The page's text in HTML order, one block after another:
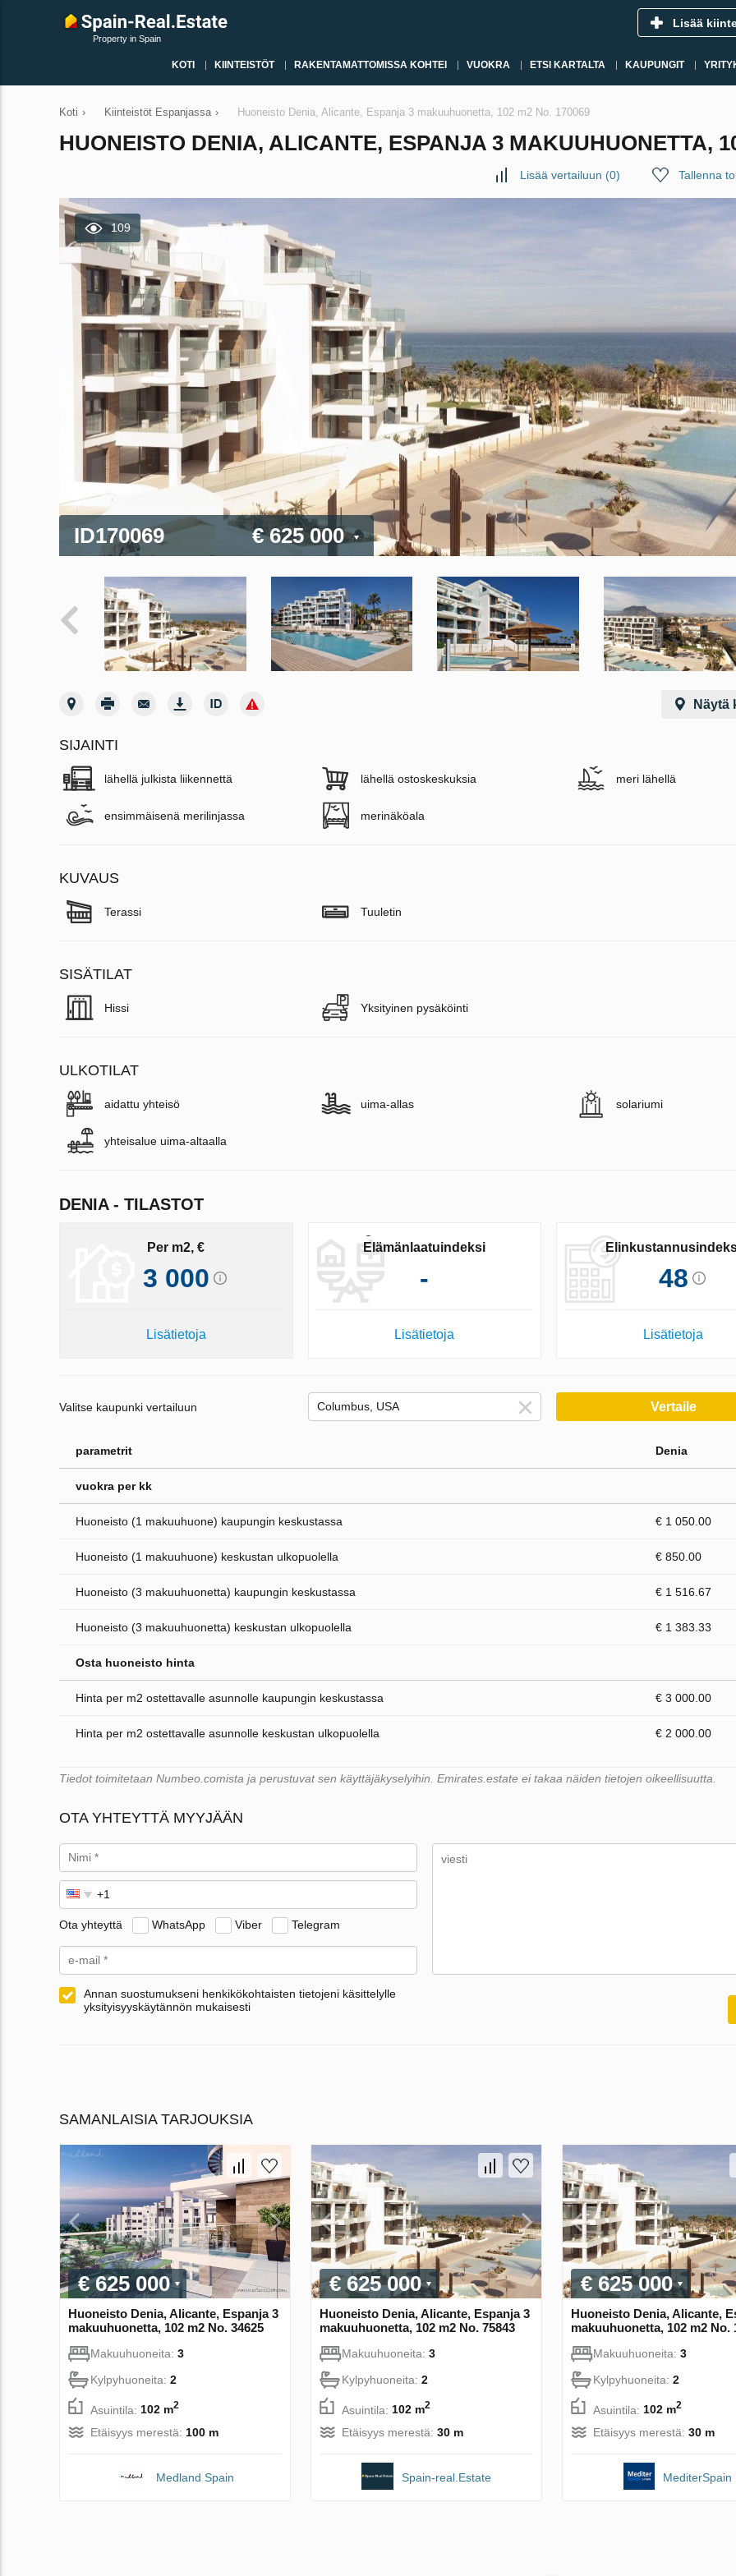
Property in Spain
Lisää
KOTI KIINTEISTÖT RAKENTAMATTOMISSA KOHTEI VUOKRA ETSI KARTALTA KAUPUNGIT
Koti › Kiinteistöt Espanjassa › Huoneisto Denia, Alicante, Espanja 3 makuuhuonetta, 102 m2 No. 170069
HUONEISTO DENIA, ALICANTE, ESPANJA 3 MAKUUHUONETTA,
Lisää vertailuun (0) Tallenna
109
ID170069 € 625 000
Näytä
SIJAINTI
lähellä julkista liikennettä lähellä ostoskeskuksia meri lähellä
ensimmäisenä merilinjassa merinäköala
KUVAUS
Terassi Tuuletin
SISÄTILAT
Hissi Yksityinen pysäköinti
ULKOTILAT
aidattu yhteisö uima-allas solariumi
yhteisalue uima-altaalla
DENIA - TILASTOT
Per m2, €
3 000
Lisätietoja
Elämänlaatuindeksi
-
Lisätietoja
48
Lisätietoja
Valitse kaupunki vertailuun Vertaile
parametrit Denia
vuokra per kk
Huoneisto (1 makuuhuone) kaupungin keskustassa € 1 050.00
Huoneisto (1 makuuhuone) keskustan ulkopuolella € 850.00
Huoneisto (3 makuuhuonetta) kaupungin keskustassa € 1 516.67
Huoneisto (3 makuuhuonetta) keskustan ulkopuolella € 1 383.33
Osta huoneisto hinta
Hinta per m2 ostettavalle asunnolle kaupungin keskustassa € 3 000.00
Hinta per m2 ostettavalle asunnolle keskustan ulkopuolella € 2 000.00
Tiedot toimitetaan Numbeo.comista ja perustuvat sen käyttäjäkyselyihin. Emirates.estate ei takaa näiden tietojen oikeellisuutta.
OTA YHTEYTTÄ MYYJÄÄN
Ota yhteyttä WhatsApp Viber Telegram
Annan suostumukseni henkikökohtaisten tietojeni käsittelylle
yksityisyyskäytännön mukaisesti
SAMANLAISIA TARJOUKSIA
€ 625 000
Huoneisto Denia, Alicante, Espanja 3
makuuhuonetta, 102 m2 No. 34625
Makuuhuoneita: 3
Kylpyhuoneita: 2
Asuintila: 102 m2
Etäisyys merestä: 100 m
Medland Spain
€ 625 000
Huoneisto Denia, Alicante, Espanja 3
makuuhuonetta, 102 m2 No. 75843
Makuuhuoneita: 3
Kylpyhuoneita: 2
Asuintila: 102 m2
Etäisyys merestä: 30 m
Spain-real.Estate
€ 625 000
Huoneisto Denia, Alicante,
makuuhuonetta, 102 m2 No.
Makuuhuoneita: 3
Kylpyhuoneita: 2
Asuintila: 102 m2
Etäisyys merestä: 30 m
MediterSpain